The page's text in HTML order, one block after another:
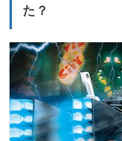
た？